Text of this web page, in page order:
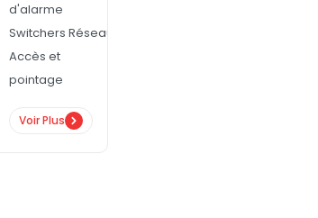
d'alarme
Switchers Réseau
Accès et
pointage
Voir Plus